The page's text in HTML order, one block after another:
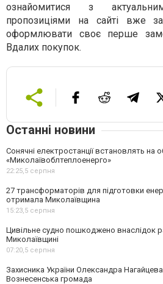
ознайомитися з
пропозиціями на сайті вже
оформлювати своє перше
Вдалих покупок.
Останні новини
Сонячні електростанції встановлять на
«Миколаївоблтеплоенерго»
22:25,5 серпня
27 трансформаторів для підготовки
отримала Миколаївщина
15:23,5 серпня
Цивільне судно пошкоджено внаслідок
Миколаївщині
07:20,5 серпня
Захисника України Олександра
Вознесенська громада